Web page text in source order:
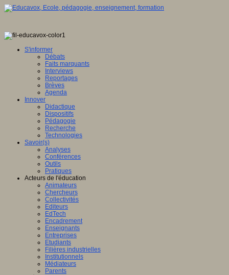
S'informer
Débats
Faits marquants
Interviews
Reportages
Brèves
Agenda
Innover
Didactique
Dispositifs
Pédagogie
Recherche
Technologies
Savoir(s)
Analyses
Conférences
Outils
Pratiques
Acteurs de l'éducation
Animateurs
Chercheurs
Collectivités
Editeurs
EdTech
Encadrement
Enseignants
Entreprises
Etudiants
Filières industrielles
Institutionnels
Médiateurs
Parents